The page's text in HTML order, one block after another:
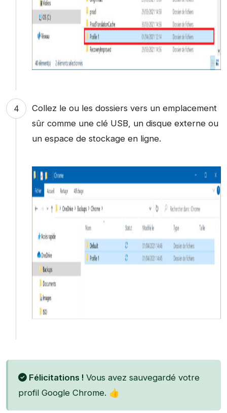
Collez le ou les dossiers vers un emplacement
sûr comme une clé USB, un disque externe ou
un espace de stockage en ligne.
Félicitations ! Vous avez sauvegardé votre
profil Google Chrome. 👍